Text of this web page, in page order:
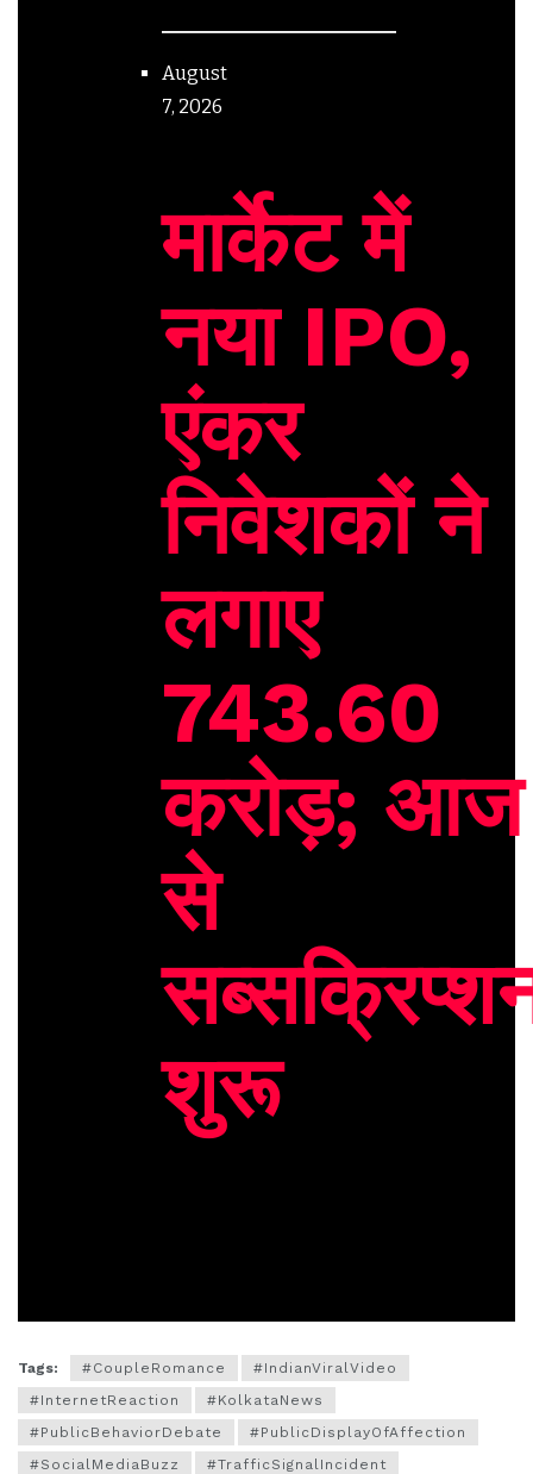
August
7, 2026
मार्केट में
नया IPO,
एंकर
निवेशकों ने
लगाए
743.60
करोड़; आज
से
शुरू
Tags: #CoupleRomance
#IndianViralVideo
#InternetReaction
#KolkataNews
#PublicBehaviorDebate
#PublicDisplayOfAffection
#SocialMediaBuzz
#TrafficSignalIncident